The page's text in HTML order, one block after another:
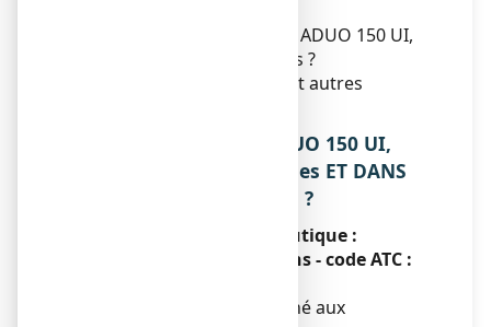
5. Comment conserver ZYMADUO 150 UI,
solution buvable en gouttes ?
6. Contenu de l’emballage et autres
1. QU’EST-CE QUE ZYMADUO 150 UI,
solution buvable en gouttes ET DANS
QUELS CAS EST-IL UTILISE ?
Classe pharmacothérapeutique :
Cholécaliférol, associations - code ATC :
ZYMADUO 150 UI est destiné aux